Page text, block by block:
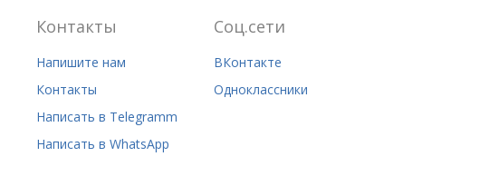
Контакты
Напишите нам
Контакты
Написать в Telegramm
Написать в WhatsApp
Соц.сети
ВКонтакте
Одноклассники